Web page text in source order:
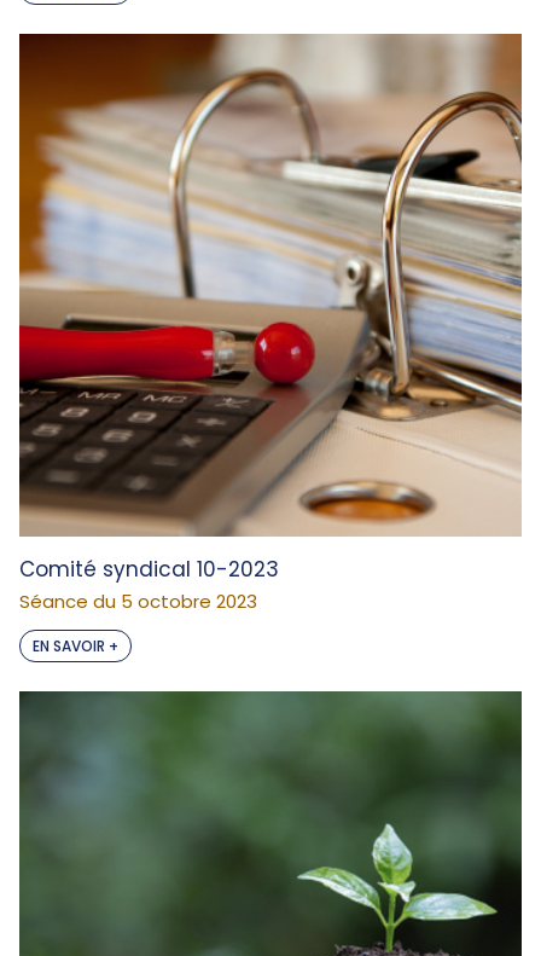
Comité syndical 10-2023
Séance du 5 octobre 2023
EN SAVOIR +